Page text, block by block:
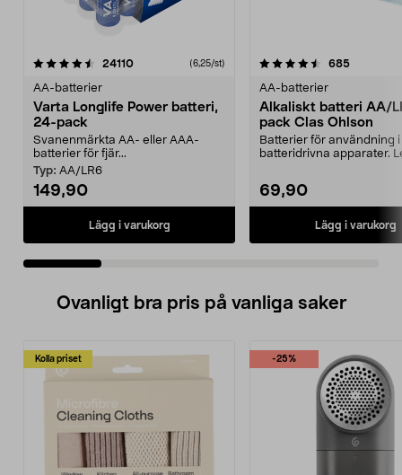
24110recensioner(6,25/st)
AA-batterier
Varta Longlife Power batteri,
24-pack
Svanenmärkta AA- eller AAA-
batterier för fjär...
Typ: AA/LR6
149,90
Lägg i varukorg
4.5 av 5 stjärnor 685
AA-batterier
Alkaliskt batteri AA/
pack Clas Ohlson
Batterier för användning
batteridrivna apparater.
69,90
Lägg i varukorg
4.5 av 5 stjärnor
Ovanligt bra pris på vanliga saker
Kolla priset -25%